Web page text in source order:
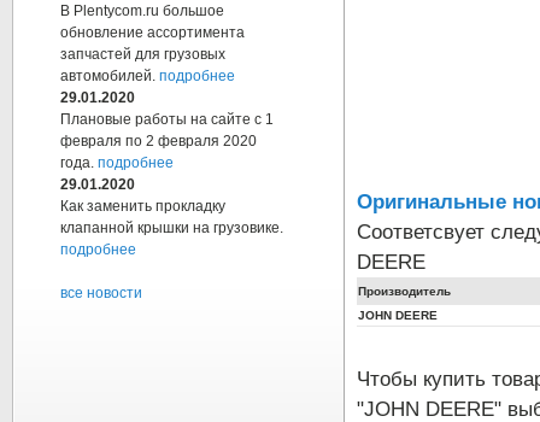
Оригинальные
Соответсвует
DEERE
Производитель
JOHN DEERE
Чтобы купить
"JOHN DEERE"
В Plentycom.ru большое
обновление ассортимента
запчастей для грузовых
автомобилей. подробнее
29.01.2020
Плановые работы на сайте с 1
февраля по 2 февраля 2020
года. подробнее
29.01.2020
Как заменить прокладку
клапанной крышки на грузовике.
подробнее
все новости